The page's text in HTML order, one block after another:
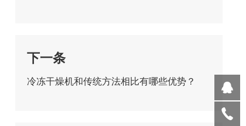
下一条
冷冻干燥机和传统方法相比有哪些优势？